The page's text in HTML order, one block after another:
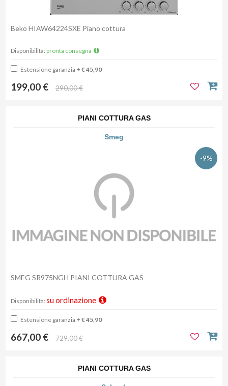
Beko HIAW64224SXE Piano cottura
Disponibilità: pronta consegna
Estensione garanzia + € 45,90
199,00 € 290,00 €
PIANI COTTURA GAS
Smeg
-9%
SMEG SR975NGH PIANI COTTURA GAS
Disponibilità: su ordinazione
Estensione garanzia + € 45,90
667,00 € 729,00 €
PIANI COTTURA GAS